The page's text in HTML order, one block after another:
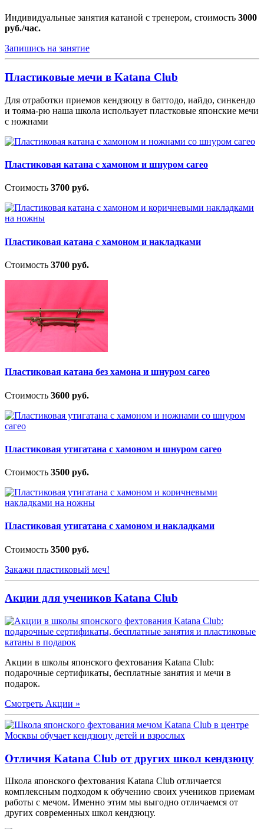
Индивидуальные занятия катаной с тренером, стоимость 3000
руб./час.
Запишись на занятие
Пластиковые мечи в Katana Club
Для отработки приемов кендзюцу в баттодо, иайдо, синкендо
и тояма-рю наша школа использует пластковые японские мечи
с ножнами
Пластиковая катана с хамоном и шнуром сагео
Стоимость 3700 руб.
Пластиковая катана с хамоном и накладками
Стоимость 3700 руб.
Пластиковая катана без хамона и шнуром сагео
Стоимость 3600 руб.
Пластиковая утигатана с хамоном и шнуром сагео
Стоимость 3500 руб.
Пластиковая утигатана с хамоном и накладками
Стоимость 3500 руб.
Закажи пластиковый меч!
Акции для учеников Katana Club
Акции в школы японского фехтования Katana Club:
подарочные сертификаты, бесплатные занятия и мечи в
подарок.
Смотреть Акции »
Отличия Katana Club от других школ кендзюцу
Школа японского фехтования Katana Club отличается
комплексным подходом к обучению своих учеников приемам
работы с мечом. Именно этим мы выгодно отличаемся от
других современных школ кендзюцу.